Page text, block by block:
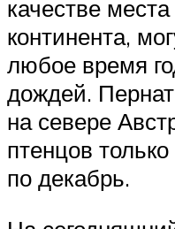
качестве
континента,
любое время
дождей.
на севере
птенцов
по декабрь.